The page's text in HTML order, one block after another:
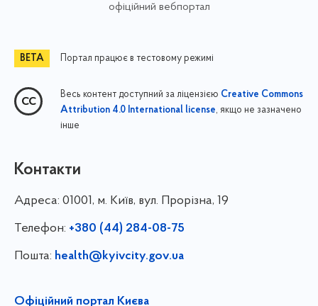
офіційний вебпортал
Портал працює в тестовому режимі
Весь контент доступний за ліцензією Creative Commons
Attribution 4.0 International license, якщо не зазначено
інше
Контакти
Адреса: 01001, м. Київ, вул. Прорізна, 19
Телефон: +380 (44) 284-08-75
Пошта: health@kyivcity.gov.ua
Офіційний портал Києва